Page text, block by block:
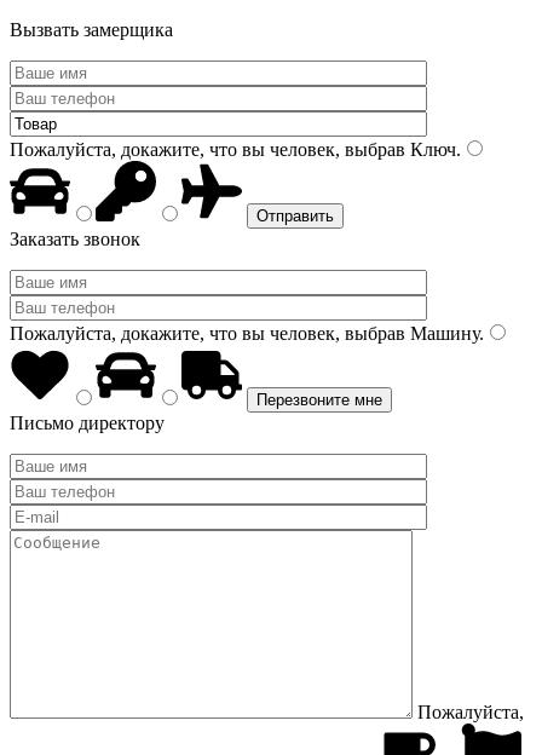
Вызвать замерщика
Пожалуйста, докажите, что вы человек, выбрав Ключ.
Заказать звонок
Пожалуйста, докажите, что вы человек, выбрав Машину.
Письмо директору
Пожалуйста,